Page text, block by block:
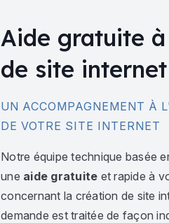
Aide gratuite
de site internet
UN ACCOMPAGNEMENT À
DE VOTRE SITE INTERNET
Notre équipe technique basée
une aide gratuite et rapide à
concernant la création de site
demande est traitée de façon